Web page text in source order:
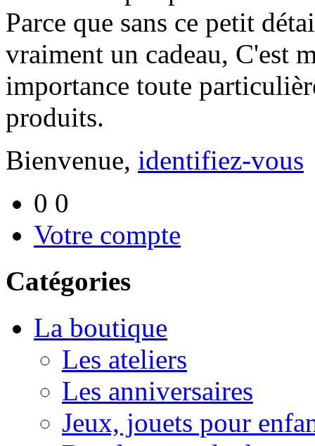
Parce que sans ce petit
vraiment un cadeau, C'est
importance toute
produits.
Bienvenue, identifiez-vous
0 0
Votre compte
Catégories
La boutique
Les ateliers
Les anniversaires
Jeux, jouets pour